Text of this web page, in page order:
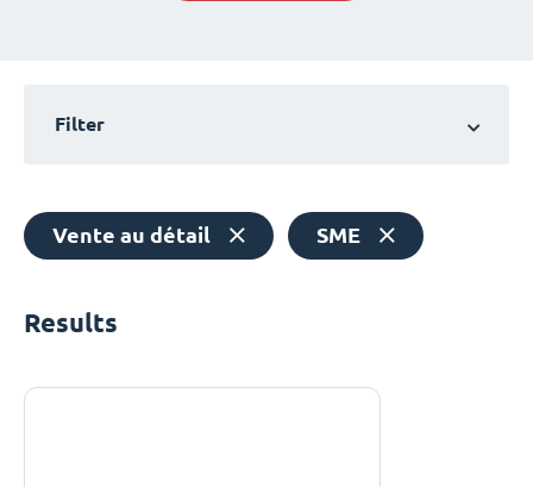
Filter
Vente au détail SME
Results